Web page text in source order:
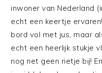
inwoner van Nederland
echt een keertje
bord vol met jus, maar
echt een heerlijk stukje
nog net geen rietje bij!